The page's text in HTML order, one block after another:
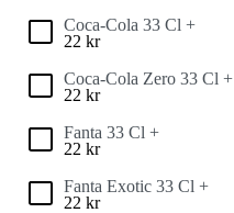
Coca-Cola 33 Cl +
22 kr
Coca-Cola Zero 33 Cl +
22 kr
Fanta 33 Cl +
22 kr
Fanta Exotic 33 Cl +
22 kr